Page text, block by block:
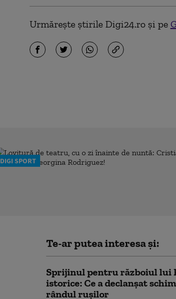
Urmărește știrile Digi24.ro și pe
DIGI SPORT
Te-ar putea interesa și:
Sprijinul pentru războiul lui
istorice: Ce a declanșat
rândul rușilor